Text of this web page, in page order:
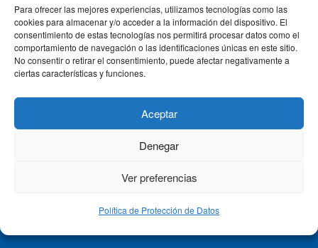
Para ofrecer las mejores experiencias, utilizamos tecnologías como las
cookies para almacenar y/o acceder a la información del dispositivo. El
consentimiento de estas tecnologías nos permitirá procesar datos como el
comportamiento de navegación o las identificaciones únicas en este sitio.
No consentir o retirar el consentimiento, puede afectar negativamente a
ciertas características y funciones.
Aceptar
Denegar
Ver preferencias
Política de Protección de Datos
CLÍNICA CEMTRO
QUIÉNES SOMOS